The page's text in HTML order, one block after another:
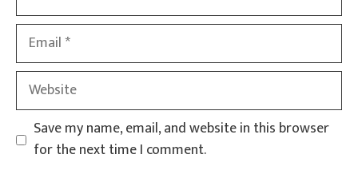
Email
Website
Save my name, email, and website in this browser
for the next time I comment.